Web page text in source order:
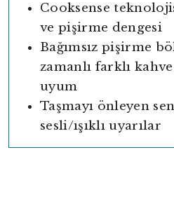
Cooksense
ve pişirme dengesi
Bağımsız pişirme
zamanlı farklı
uyum
Taşmayı önleyen
sesli/ışıklı uyarılar